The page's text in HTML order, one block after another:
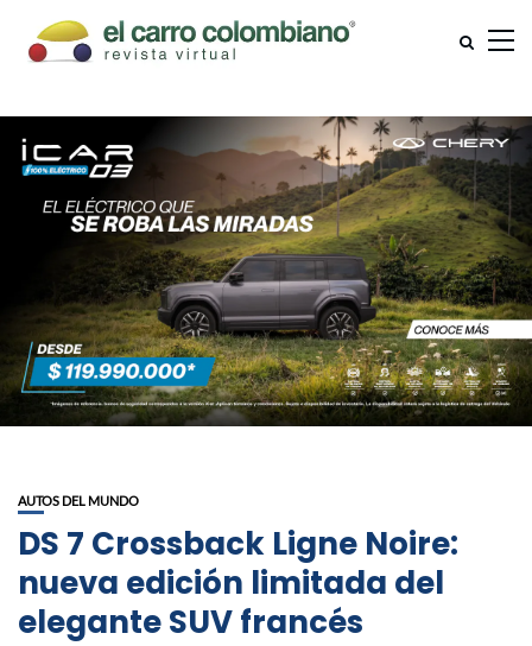
AUTOS DEL MUNDO
DS 7 Crossback Ligne Noire:
nueva edición limitada del
elegante SUV francés